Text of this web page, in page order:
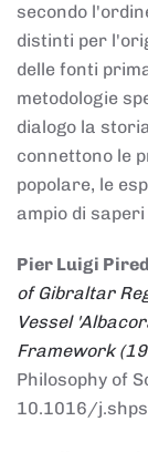
secondo
distinti per
delle fonti
metodologie
dialogo la
connettono le
popolare, le
ampio di
Pier Luigi
of Gibraltar
Vessel
Framework
Philosophy of
10.1016/